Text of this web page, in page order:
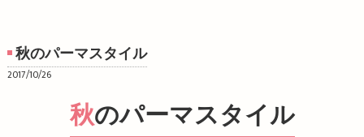
秋のパーマスタイル
2017/10/26
秋のパーマスタイル